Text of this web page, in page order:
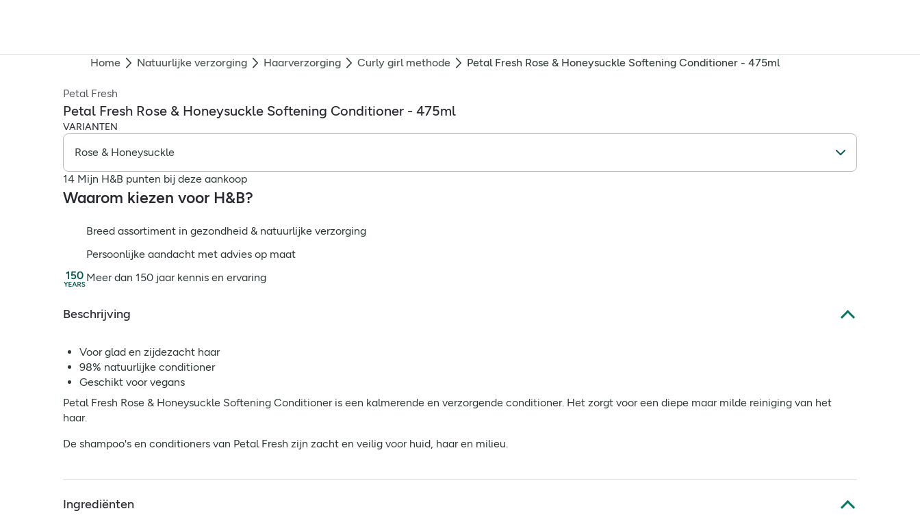
Home Natuurlijke verzorging Haarverzorging Curly girl methode Petal Fresh Rose & Honeysuckle Softening Conditioner - 475ml
Petal Fresh
Petal Fresh Rose & Honeysuckle Softening Conditioner - 475ml
VARIANTEN
14 Mijn H&B punten bij deze aankoop
Waarom kiezen voor H&B?
Breed assortiment in gezondheid & natuurlijke verzorging
Persoonlijke aandacht met advies op maat
Meer dan 150 jaar kennis en ervaring
Beschrijving
Voor glad en zijdezacht haar
98% natuurlijke conditioner
Geschikt voor vegans
Petal Fresh Rose & Honeysuckle Softening Conditioner is een kalmerende en verzorgende conditioner. Het zorgt voor een diepe maar milde reiniging van het
haar.
De shampoo's en conditioners van Petal Fresh zijn zacht en veilig voor huid, haar en milieu.
Ingrediënten